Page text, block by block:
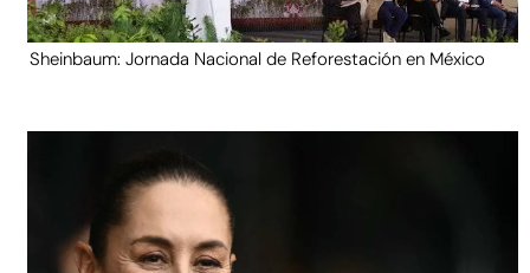
Sheinbaum: Jornada Nacional de Reforestación en México